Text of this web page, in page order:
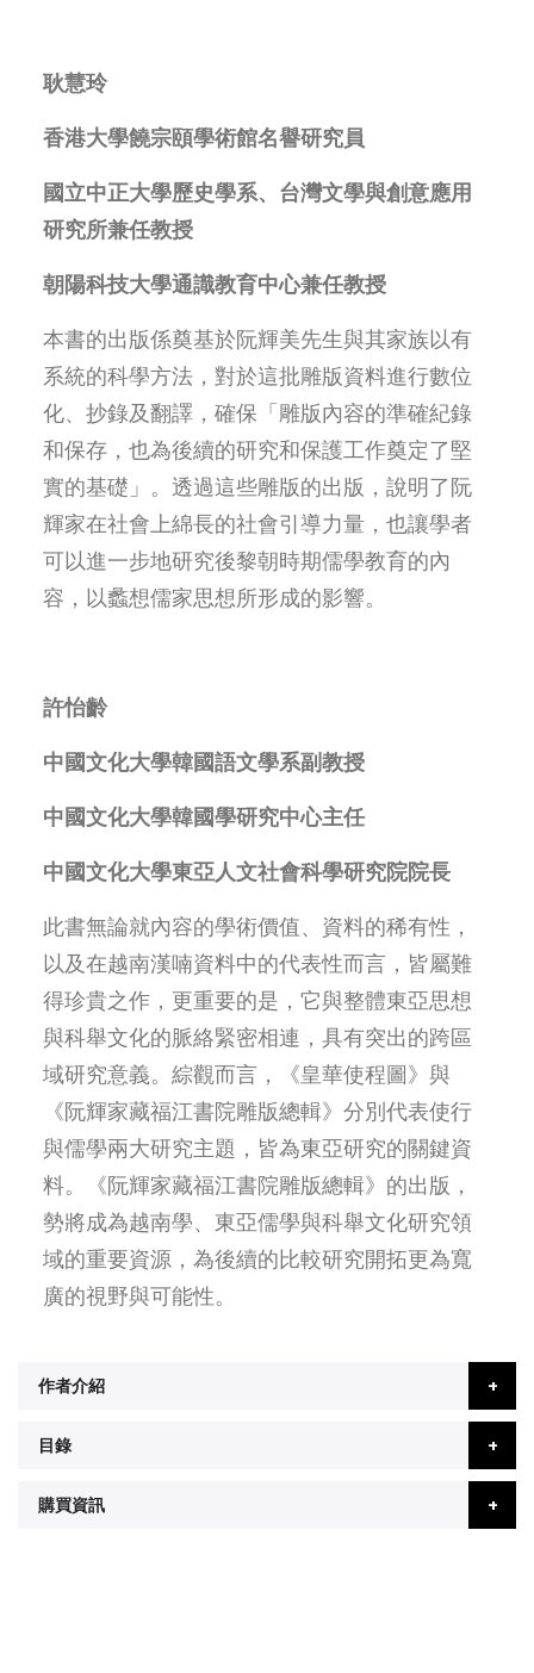
耿慧玲
香港大學饒宗頤學術館名譽研究員
國立中正大學歷史學系、台灣文學與創意應用
研究所兼任教授
朝陽科技大學通識教育中心兼任教授
本書的出版係奠基於阮輝美先生與其家族以有
系統的科學方法，對於這批雕版資料進行數位
化、抄錄及翻譯，確保「雕版內容的準確紀錄
和保存，也為後續的研究和保護工作奠定了堅
實的基礎」。透過這些雕版的出版，說明了阮
輝家在社會上綿長的社會引導力量，也讓學者
可以進一步地研究後黎朝時期儒學教育的內
容，以蠡想儒家思想所形成的影響。
許怡齡
中國文化大學韓國語文學系副教授
中國文化大學韓國學研究中心主任
中國文化大學東亞人文社會科學研究院院長
此書無論就內容的學術價值、資料的稀有性，
以及在越南漢喃資料中的代表性而言，皆屬難
得珍貴之作，更重要的是，它與整體東亞思想
與科舉文化的脈絡緊密相連，具有突出的跨區
域研究意義。綜觀而言，《皇華使程圖》與
《阮輝家藏福江書院雕版總輯》分別代表使行
與儒學兩大研究主題，皆為東亞研究的關鍵資
料。《阮輝家藏福江書院雕版總輯》的出版，
勢將成為越南學、東亞儒學與科舉文化研究領
域的重要資源，為後續的比較研究開拓更為寬
廣的視野與可能性。
作者介紹
目錄
購買資訊